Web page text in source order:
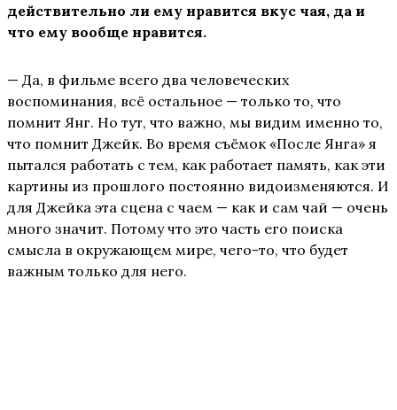
действительно ли ему нравится вкус чая, да и
что ему вообще нравится.
— Да, в фильме всего два человеческих
воспоминания, всё остальное — только то, что
помнит Янг. Но тут, что важно, мы видим именно то,
что помнит Джейк. Во время съёмок «После Янга» я
пытался работать с тем, как работает память, как эти
картины из прошлого постоянно видоизменяются. И
для Джейка эта сцена с чаем — как и сам чай — очень
много значит. Потому что это часть его поиска
смысла в окружающем мире, чего-то, что будет
важным только для него.